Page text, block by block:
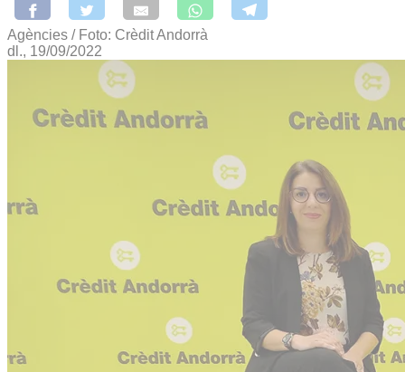
Agències / Foto: Crèdit Andorrà
dl., 19/09/2022